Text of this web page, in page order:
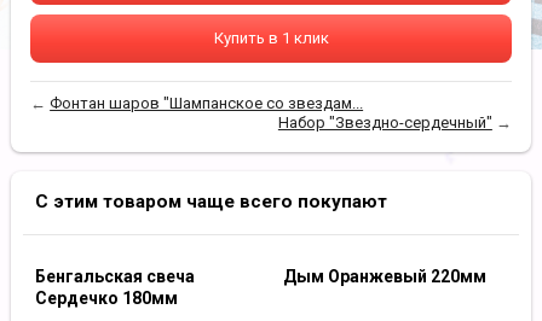
Купить в 1 клик
←Фонтан шаров "Шампанское со звездам...
Набор "Звездно-сердечный" →
С этим товаром чаще всего покупают
Бенгальская свеча
Сердечко 180мм
Дым Оранжевый 220мм